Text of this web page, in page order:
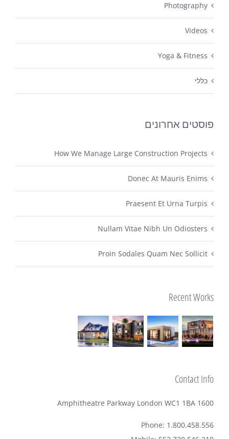
Photography
Videos
Yoga & Fitness
כללי
פוסטים אחרונים
How We Manage Large Construction Projects
Donec At Mauris Enims
Praesent Et Urna Turpis
Nullam Vitae Nibh Un Odiosters
Proin Sodales Quam Nec Sollicit
Recent Works
Contact Info
1600 Amphitheatre Parkway London WC1 1BA
Phone: 1.800.458.556